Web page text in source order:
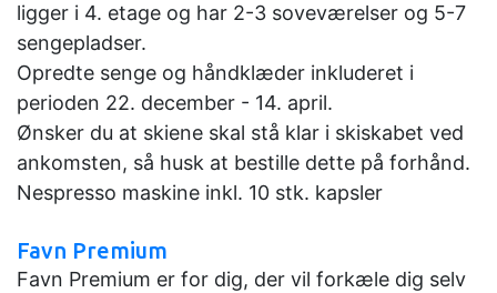
ligger i 4. etage og har 2-3 soveværelser og 5-7
sengepladser.
Opredte senge og håndklæder inkluderet i
perioden 22. december - 14. april.
Ønsker du at skiene skal stå klar i skiskabet ved
ankomsten, så husk at bestille dette på forhånd.
Nespresso maskine inkl. 10 stk. kapsler
Favn Premium
Favn Premium er for dig, der vil forkæle dig selv